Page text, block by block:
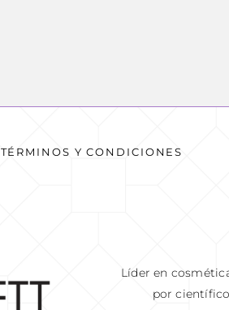
TÉRMINOS Y CONDICIONES
Líder en
por